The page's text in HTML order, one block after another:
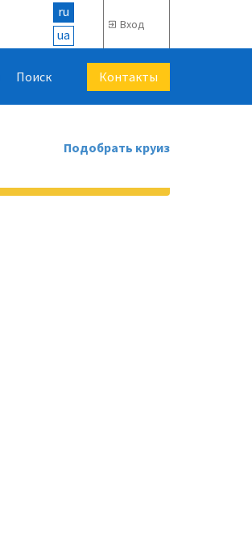
ru
ua
Вход
Поиск Контакты
Подобрать круиз